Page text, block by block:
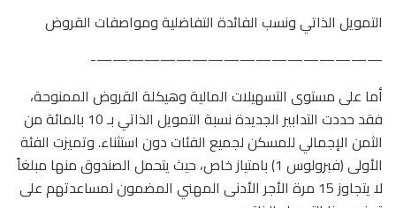
التمويل الذاتي ونسب الفائدة التفاضلية ومواصفات القروض
——————————————————-
أما على مستوى التسهيلات المالية وهيكلة القروض الممنوحة،
فقد حددت التدابير الجديدة نسبة التمويل الذاتي بـ 10 بالمائة من
الثمن الإجمالي للمسكن لجميع الفئات دون استثناء. وتميزت الفئة
الأولى (فبرولوس 1) بامتياز خاص، حيث يتحمل الصندوق منها مبلغاً
لا يتجاوز 15 مرة الأجر الأدنى المهني المضمون لمساعدتهم على